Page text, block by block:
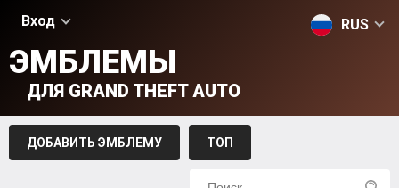
Вход RUS
ЭМБЛЕМЫ
ДЛЯ GRAND THEFT AUTO
ДОБАВИТЬ ЭМБЛЕМУ ТОП